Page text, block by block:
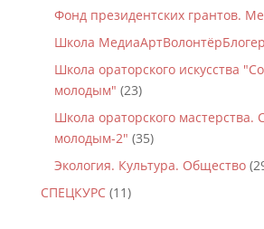
Фонд президентских грантов.
Школа МедиаАртВолонтёрБлогер
Школа ораторского искусства
молодым" (23)
Школа ораторского мастерства.
молодым-2" (35)
Экология. Культура. Общество
СПЕЦКУРС(11)